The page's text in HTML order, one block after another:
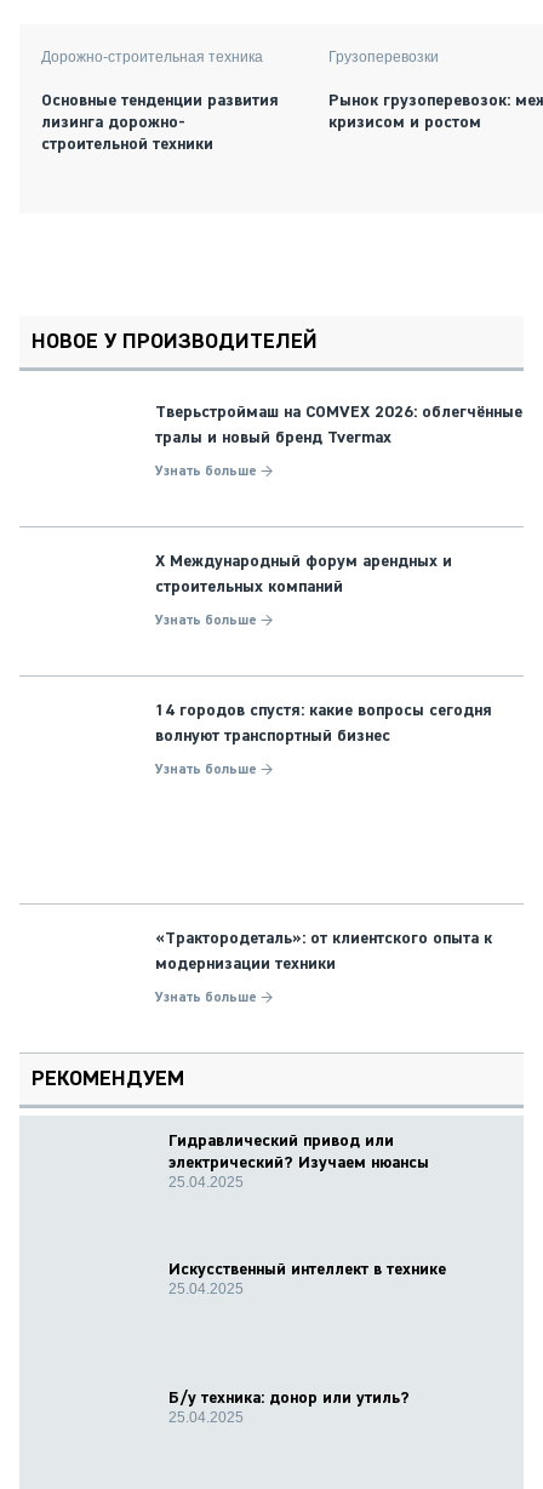
Дорожно-строительная техника
Основные тенденции развития
лизинга дорожно-
строительной техники
Грузоперевозки
Рынок грузоперевозок:
кризисом и ростом
НОВОЕ У ПРОИЗВОДИТЕЛЕЙ
Тверьстроймаш на COMVEX 2026: облегчённые
тралы и новый бренд Tvermax
Узнать больше →
X Международный форум арендных и
строительных компаний
Узнать больше →
14 городов спустя: какие вопросы сегодня
волнуют транспортный бизнес
Узнать больше →
«Трактородеталь»: от клиентского опыта к
модернизации техники
Узнать больше →
РЕКОМЕНДУЕМ
Гидравлический привод или
электрический? Изучаем нюансы
25.04.2025
Искусственный интеллект в технике
25.04.2025
Б/у техника: донор или утиль?
25.04.2025